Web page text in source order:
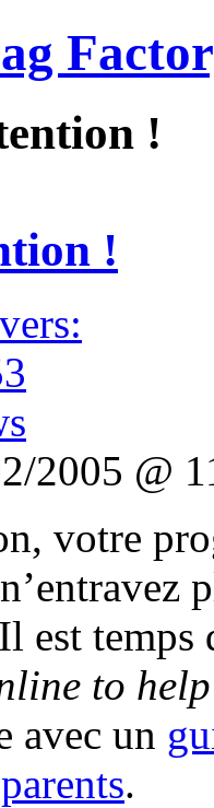
!
!
2005 @
votre
est temps
to
avec un
.